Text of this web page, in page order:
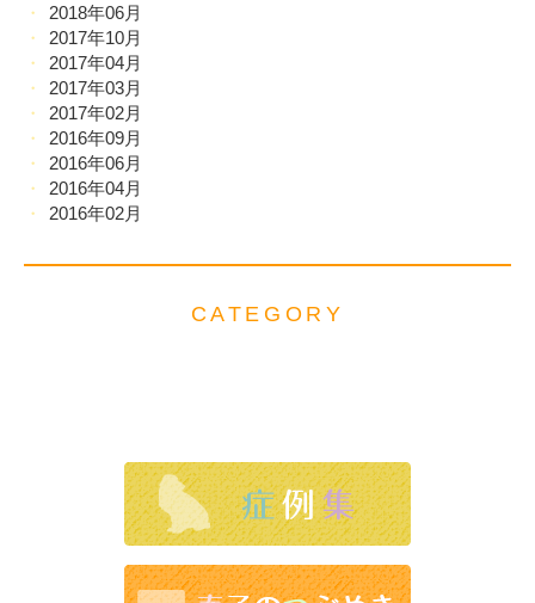
2018年06月
2017年10月
2017年04月
2017年03月
2017年02月
2016年09月
2016年06月
2016年04月
2016年02月
CATEGORY